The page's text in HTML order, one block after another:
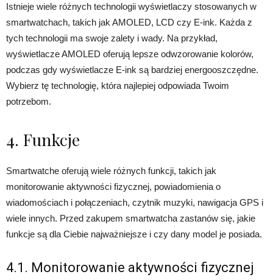
Istnieje wiele różnych technologii wyświetlaczy stosowanych w
smartwatchach, takich jak AMOLED, LCD czy E-ink. Każda z
tych technologii ma swoje zalety i wady. Na przykład,
wyświetlacze AMOLED oferują lepsze odwzorowanie kolorów,
podczas gdy wyświetlacze E-ink są bardziej energooszczędne.
Wybierz tę technologię, która najlepiej odpowiada Twoim
potrzebom.
4. Funkcje
Smartwatche oferują wiele różnych funkcji, takich jak
monitorowanie aktywności fizycznej, powiadomienia o
wiadomościach i połączeniach, czytnik muzyki, nawigacja GPS i
wiele innych. Przed zakupem smartwatcha zastanów się, jakie
funkcje są dla Ciebie najważniejsze i czy dany model je posiada.
4.1. Monitorowanie aktywności fizycznej